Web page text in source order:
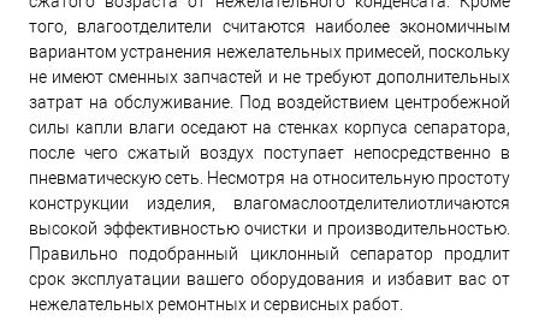
того, влагоотделители считаются наиболее экономичным
вариантом устранения нежелательных примесей, поскольку
не имеют сменных запчастей и не требуют дополнительных
затрат на обслуживание. Под воздействием центробежной
силы капли влаги оседают на стенках корпуса сепаратора,
после чего сжатый воздух поступает непосредственно в
пневматическую сеть. Несмотря на относительную простоту
конструкции изделия, влагомаслоотделителиотличаются
высокой эффективностью очистки и производительностью.
Правильно подобранный циклонный сепаратор продлит
срок эксплуатации вашего оборудования и избавит вас от
нежелательных ремонтных и сервисных работ.